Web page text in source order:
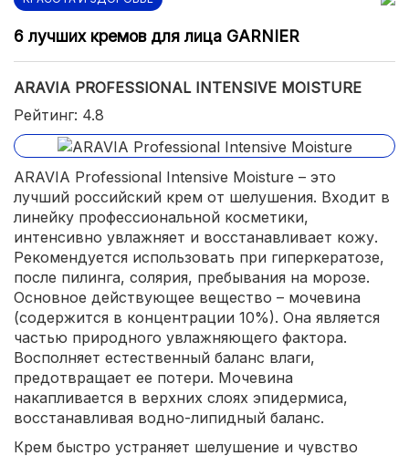
6 лучших кремов для лица GARNIER
ARAVIA PROFESSIONAL INTENSIVE MOISTURE
Рейтинг: 4.8
ARAVIA Professional Intensive Moisture – это
лучший российский крем от шелушения. Входит в
линейку профессиональной косметики,
интенсивно увлажняет и восстанавливает кожу.
Рекомендуется использовать при гиперкератозе,
после пилинга, солярия, пребывания на морозе.
Основное действующее вещество – мочевина
(содержится в концентрации 10%). Она является
частью природного увлажняющего фактора.
Восполняет естественный баланс влаги,
предотвращает ее потери. Мочевина
накапливается в верхних слоях эпидермиса,
восстанавливая водно-липидный баланс.
Крем быстро устраняет шелушение и чувство